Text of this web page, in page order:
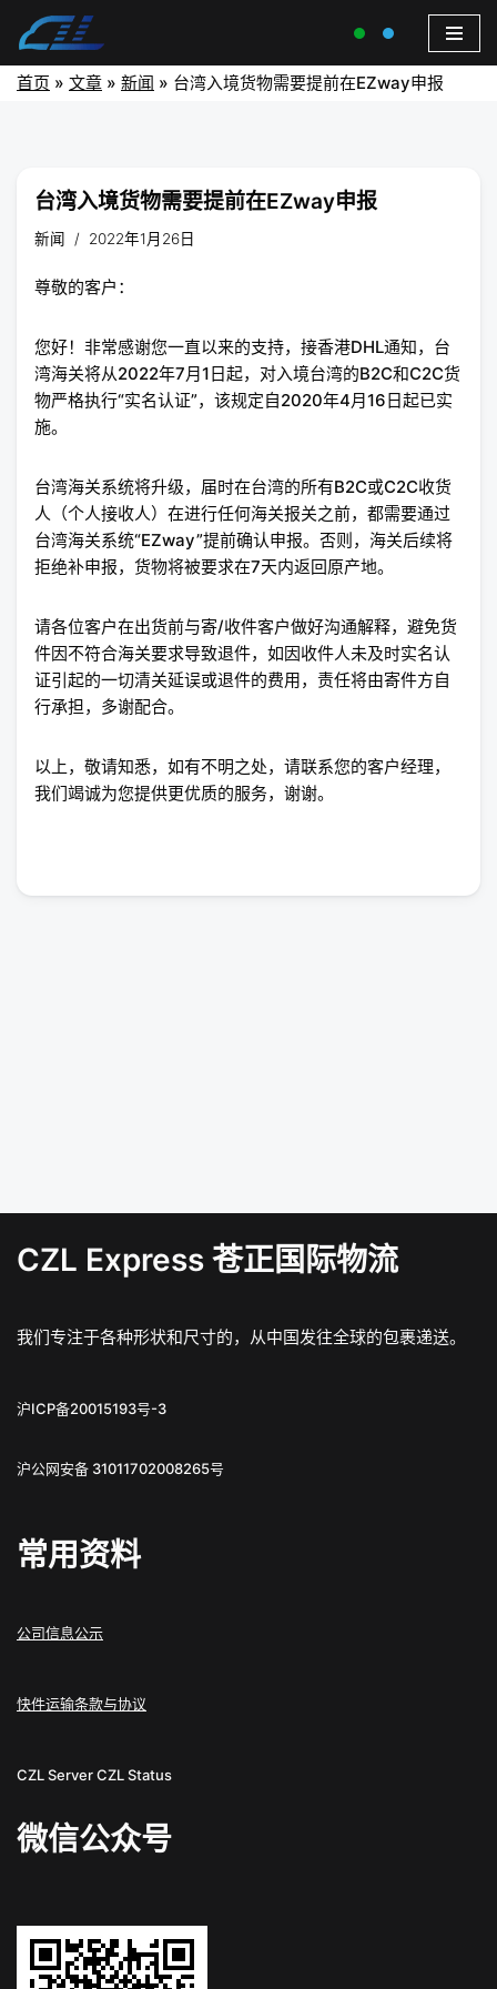
首页 » 文章 » 新闻 » 台湾入境货物需要提前在EZway申报
台湾入境货物需要提前在EZway申报
新闻 2022年1月26日
尊敬的客户：
您好！非常感谢您一直以来的支持，接香港DHL通知，台
湾海关将从2022年7月1日起，对入境台湾的B2C和C2C货
物严格执行“实名认证”，该规定自2020年4月16日起已实
施。
台湾海关系统将升级，届时在台湾的所有B2C或C2C收货
人（个人接收人）在进行任何海关报关之前，都需要通过
台湾海关系统“EZway”提前确认申报。否则，海关后续将
拒绝补申报，货物将被要求在7天内返回原产地。
请各位客户在出货前与寄/收件客户做好沟通解释，避免货
件因不符合海关要求导致退件，如因收件人未及时实名认
证引起的一切清关延误或退件的费用，责任将由寄件方自
行承担，多谢配合。
以上，敬请知悉，如有不明之处，请联系您的客户经理，
我们竭诚为您提供更优质的服务，谢谢。
CZL Express 苍正国际物流
我们专注于各种形状和尺寸的，从中国发往全球的包裹递送。
沪ICP备20015193号-3
沪公网安备 31011702008265号
常用资料
公司信息公示
快件运输条款与协议
CZL ServerCZL Status
微信公众号